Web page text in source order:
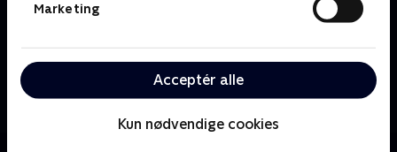
Marketing
Acceptér alle
Kun nødvendige cookies
Og hvilket Danmark vil de vokse op i? 'Årgang 20'
følger fire børn og deres familier - fra børnene bliver